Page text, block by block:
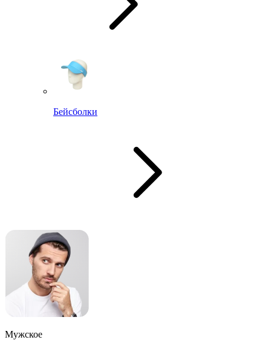
Бейсболки
Мужское